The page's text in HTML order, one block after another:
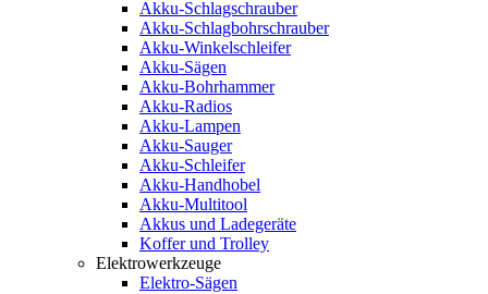
Akku-Schlagschrauber
Akku-Schlagbohrschrauber
Akku-Winkelschleifer
Akku-Sägen
Akku-Bohrhammer
Akku-Radios
Akku-Lampen
Akku-Sauger
Akku-Schleifer
Akku-Handhobel
Akku-Multitool
Akkus und Ladegeräte
Koffer und Trolley
Elektrowerkzeuge
Elektro-Sägen